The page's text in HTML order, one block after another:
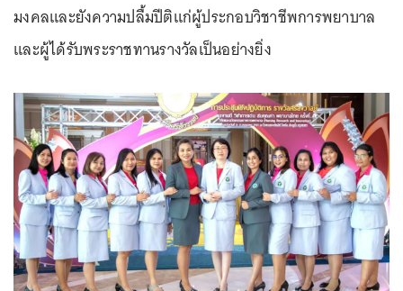
มงคลและยังความปลื้มปีติแก่ผู้ประกอบวิชาชีพการพยาบาล
และผู้ได้รับพระราชทานรางวัลเป็นอย่างยิ่ง